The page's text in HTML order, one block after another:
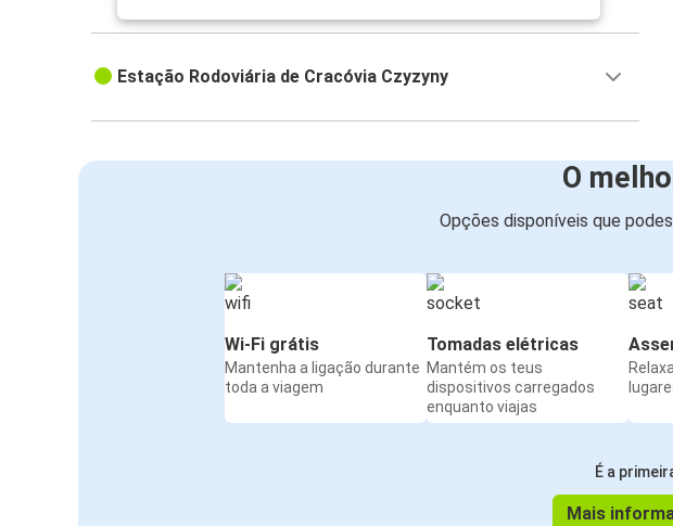
Estação Rodoviária de Cracóvia Czyzyny
O
Opções disponíveis que
Wi-Fi grátis
Mantenha a ligação durante
toda a viagem
Tomadas elétricas
Mantém os teus
dispositivos carregados
enquanto viajas
É a
Mais